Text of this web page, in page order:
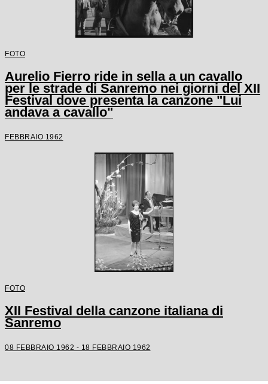
FOTO
Aurelio Fierro ride in sella a un cavallo
per le strade di Sanremo nei giorni del XII
Festival dove presenta la canzone "Lui
andava a cavallo"
FEBBRAIO 1962
FOTO
XII Festival della canzone italiana di
Sanremo
08 FEBBRAIO 1962 - 18 FEBBRAIO 1962